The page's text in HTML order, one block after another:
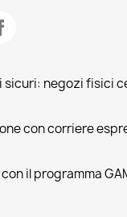
sicuri: negozi fisici
con corriere
il programma